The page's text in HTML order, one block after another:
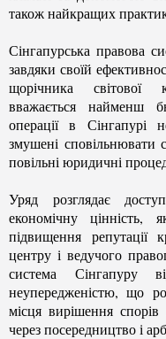
також найкращих
Сінгапурська правова
завдяки своїй
щорічника світової
вважається найменш
операції в
змушені сповільнювати
повільні юридичні
Уряд розглядає
економічну
підвищення репутації
центру і ведучого
система Сінгапуру
неупередженістю, що
місця вирішення
через посередництво і